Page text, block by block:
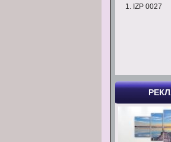
IZP 0027